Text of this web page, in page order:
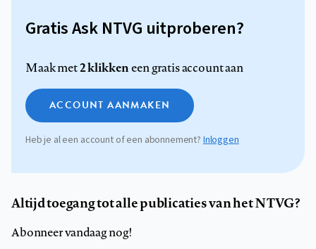
Gratis Ask NTVG uitproberen?
Maak met2 klikkeneen gratis account aan
ACCOUNT AANMAKEN
Heb je al een account of een abonnement?Inloggen
Altijd toegang tot alle publicaties van het NTVG?
Abonneer vandaag nog!